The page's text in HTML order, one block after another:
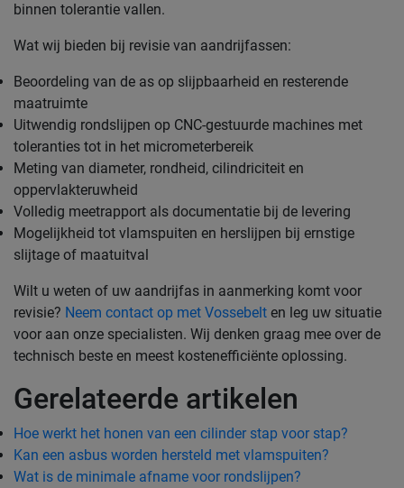
binnen tolerantie vallen.
Wat wij bieden bij revisie van aandrijfassen:
Beoordeling van de as op slijpbaarheid en resterende
maatruimte
Uitwendig rondslijpen op CNC-gestuurde machines met
toleranties tot in het micrometerbereik
Meting van diameter, rondheid, cilindriciteit en
oppervlakteruwheid
Volledig meetrapport als documentatie bij de levering
Mogelijkheid tot vlamspuiten en herslijpen bij ernstige
slijtage of maatuitval
Wilt u weten of uw aandrijfas in aanmerking komt voor
revisie? Neem contact op met Vossebelt en leg uw situatie
voor aan onze specialisten. Wij denken graag mee over de
technisch beste en meest kostenefficiënte oplossing.
Gerelateerde artikelen
Hoe werkt het honen van een cilinder stap voor stap?
Kan een asbus worden hersteld met vlamspuiten?
Wat is de minimale afname voor rondslijpen?